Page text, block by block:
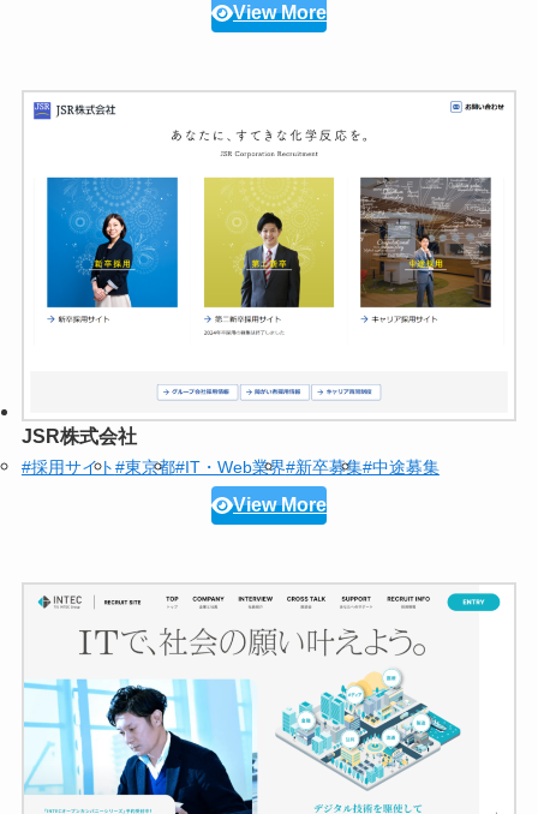
View More
JSR株式会社
#採用サイト#東京都#IT・Web業界#新卒募集#中途募集
View More